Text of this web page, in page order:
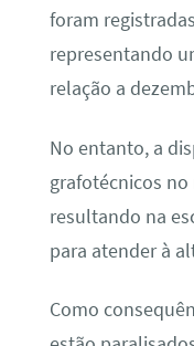
foram
representando
relação a
No entanto, a
grafotécnicos
resultando na
para atender à
Como